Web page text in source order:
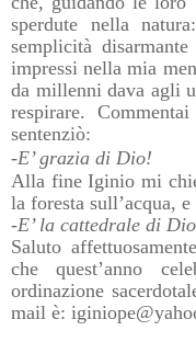
sperdute nella
semplicità
impressi nella mia
da millenni dava agli
respirare.
sentenziò:
-E’ grazia di Dio!
Alla fine Iginio mi
la foresta sull’acqua,
-E’ la cattedrale di
Saluto
che quest’anno
ordinazione
mail è: